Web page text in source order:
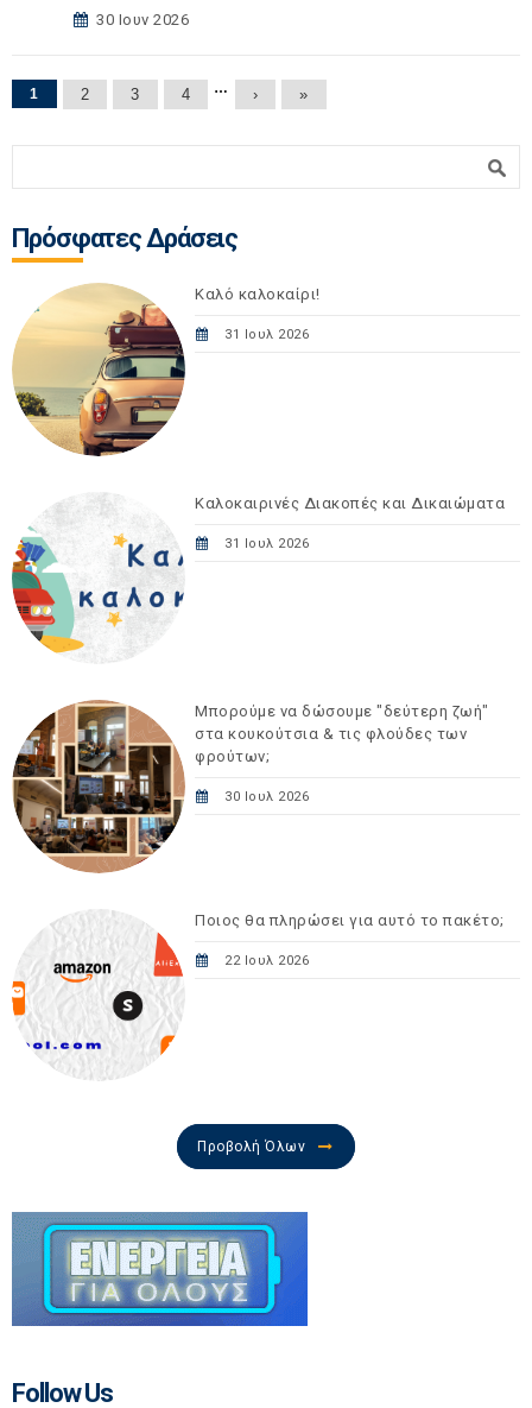
30 Ιουν 2026
Σελίδες
1 2 3 4 … › »
Πρόσφατες Δράσεις
Καλό καλοκαίρι!
31 Ιουλ 2026
Καλοκαιρινές Διακοπές και Δικαιώματα
31 Ιουλ 2026
Μπορούμε να δώσουμε "δεύτερη ζωή"
στα κουκούτσια & τις φλούδες των
φρούτων;
30 Ιουλ 2026
Ποιος θα πληρώσει για αυτό το πακέτο;
22 Ιουλ 2026
Προβολή Όλων
Follow Us